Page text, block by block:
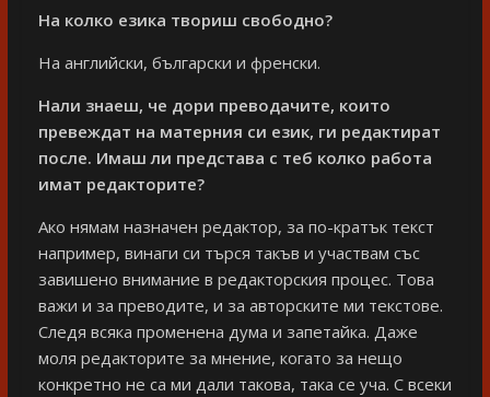
На колко езика твориш свободно?
На английски, български и френски.
Нали знаеш, че дори преводачите, които
превеждат на матерния си език, ги редактират
после. Имаш ли представа с теб колко работа
имат редакторите?
Ако нямам назначен редактор, за по-кратък текст
например, винаги си търся такъв и участвам със
завишено внимание в редакторския процес. Това
важи и за преводите, и за авторските ми текстове.
Следя всяка променена дума и запетайка. Даже
моля редакторите за мнение, когато за нещо
конкретно не са ми дали такова, така се уча. С всеки